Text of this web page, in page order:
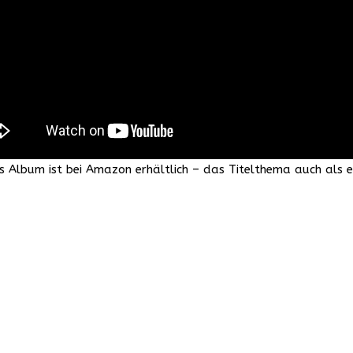
Album ist bei Amazon erhältlich – das Titelthema auch als